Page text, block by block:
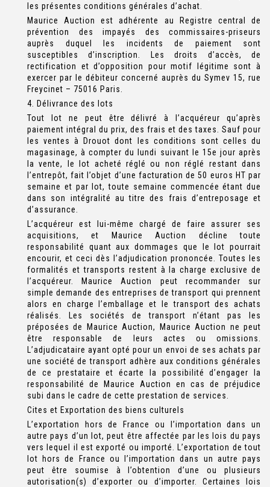
les présentes conditions générales d’achat.
Maurice Auction est adhérente au Registre central de
prévention des impayés des commissaires-priseurs
auprès duquel les incidents de paiement sont
susceptibles d’inscription. Les droits d’accès, de
rectification et d’opposition pour motif légitime sont à
exercer par le débiteur concerné auprès du Symev 15, rue
Freycinet – 75016 Paris.
4. Délivrance des lots
Tout lot ne peut être délivré à l’acquéreur qu’après
paiement intégral du prix, des frais et des taxes. Sauf pour
les ventes à Drouot dont les conditions sont celles du
magasinage, à compter du lundi suivant le 15e jour après
la vente, le lot acheté réglé ou non réglé restant dans
l’entrepôt, fait l’objet d’une facturation de 50 euros HT par
semaine et par lot, toute semaine commencée étant due
dans son intégralité au titre des frais d’entreposage et
d’assurance.
L’acquéreur est lui-même chargé de faire assurer ses
acquisitions, et Maurice Auction décline toute
responsabilité quant aux dommages que le lot pourrait
encourir, et ceci dès l’adjudication prononcée. Toutes les
formalités et transports restent à la charge exclusive de
l’acquéreur. Maurice Auction peut recommander sur
simple demande des entreprises de transport qui prennent
alors en charge l’emballage et le transport des achats
réalisés. Les sociétés de transport n’étant pas les
préposées de Maurice Auction, Maurice Auction ne peut
être responsable de leurs actes ou omissions.
L’adjudicataire ayant opté pour un envoi de ses achats par
une société de transport adhère aux conditions générales
de ce prestataire et écarte la possibilité d’engager la
responsabilité de Maurice Auction en cas de préjudice
subi dans le cadre de cette prestation de services.
Cites et Exportation des biens culturels
L’exportation hors de France ou l’importation dans un
autre pays d’un lot, peut être affectée par les lois du pays
vers lequel il est exporté ou importé. L’exportation de tout
lot hors de France ou l’importation dans un autre pays
peut être soumise à l’obtention d’une ou plusieurs
autorisation(s) d’exporter ou d’importer. Certaines lois